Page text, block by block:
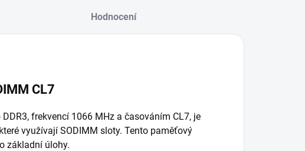
Hodnocení
CL7
frekvencí 1066 MHz a časováním CL7, je
využívají SODIMM sloty. Tento paměťový
základní úlohy.